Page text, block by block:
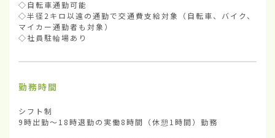
◇自転車通勤可能
◇半径2キロ以遠の通勤で交通費支給対象（自転車、バイク、
マイカー通勤者も対象）
◇社員駐輪場あり
勤務時間
シフト制
9時出勤～18時退勤の実働8時間（休憩1時間）勤務